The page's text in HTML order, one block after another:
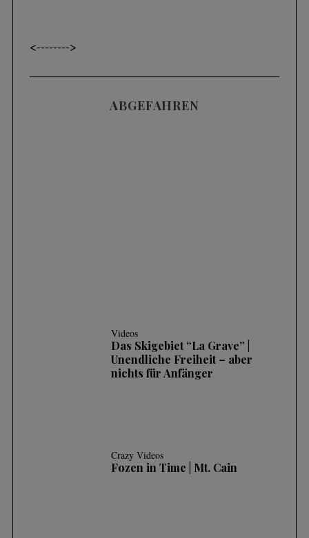
<-------->
ABGEFAHREN
Videos
Das Skigebiet “La Grave” |
Unendliche Freiheit – aber
nichts für Anfänger
Crazy Videos
Fozen in Time | Mt. Cain